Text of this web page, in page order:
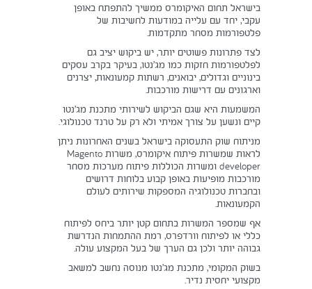
בישראל תחום האיקומרס ממשיך להתפתח באופן
עקבי, יחד עם עלייה במודעות לחשיבות של
פלטפורמות מסחר מתקדמות.
לצד פתרונות פשוטים יותר, יש ביקוש יציב גם
לפלטפורמות חזקות כמו מג’נטו, בעיקר בקרב עסקים
בינוניים וגדולים, יבואנים, רשתות קמעונאות, יצרנים
וארגונים עם דרישות מורכבות.
המשמעות היא שגם הביקוש לשירותי מתכנת מג’נטו
קיים ונשען על צורך אמיתי ולא רק על טרנד טכנולוגי.
מניתוח שוק התעסוקה בישראל בשנים האחרונות ניתן
לראות שמשרות פיתוח איקומרס, משרות Magento
developer ומשרות הכוללות פיתוח מערכות מסחר
מורכבות מופיעות באופן קבוע בלוחות דרושים
ובחברות טכנולוגיה המספקות שירותים לעולם
הקמעונאות.
אף שמספר המשרות בתחום קטן יותר ביחס לפיתוח
כללי או לפיתוח וורדפרס, רמת ההתמחות הנדרשת
גבוהה יותר ולכן גם הערך של בעל המקצוע עולה.
בשוק המקומי, מתכנת מג’נטו מנוסה נחשב למשאב
מקצועי יחסית נדיר.